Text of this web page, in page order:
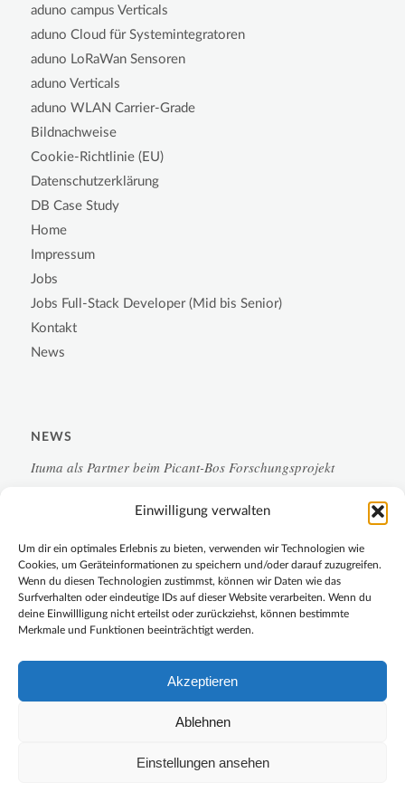
Einwilligung verwalten
Um dir ein optimales Erlebnis zu bieten, verwenden wir Technologien wie
Cookies, um Geräteinformationen zu speichern und/oder darauf zuzugreifen.
Wenn du diesen Technologien zustimmst, können wir Daten wie das
Surfverhalten oder eindeutige IDs auf dieser Website verarbeiten. Wenn du
deine Einwillligung nicht erteilst oder zurückziehst, können bestimmte
Merkmale und Funktionen beeinträchtigt werden.
Akzeptieren
Ablehnen
Einstellungen ansehen
aduno campus Verticals
aduno Cloud für Systemintegratoren
aduno LoRaWan Sensoren
aduno Verticals
aduno WLAN Carrier-Grade
Bildnachweise
Cookie-Richtlinie (EU)
Datenschutzerklärung
DB Case Study
Home
Impressum
Jobs
Jobs Full-Stack Developer (Mid bis Senior)
Kontakt
News
NEWS
Ituma als Partner beim Picant-Bos Forschungsprojekt
Campus-Monitoring 2.0 für die Chemische Industrie
LoRa-Sensorik
Forschung und Entwicklung im Rampenlicht
Connection Day 2023 auf dem IT-Campus Hilden
© Copyright - ituma GmbH - Digital innovation ahead -